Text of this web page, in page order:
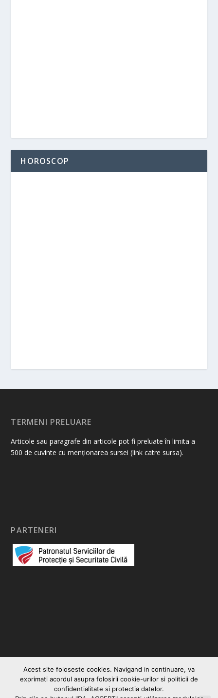
HOROSCOP
TERMENI PRELUARE
Articole sau paragrafe din articole pot fi preluate în limita a
500 de cuvinte cu menționarea sursei (link catre sursa).
PARTENERI
Acest site foloseste cookies. Navigand in continuare, va
exprimati acordul asupra folosirii cookie-urilor si politicii de
confidentialitate si protectia datelor.